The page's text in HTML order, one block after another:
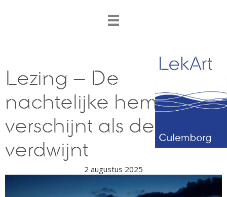
Lezing – De
nachtelijke hemel: wat
verschijnt als de zon
verdwijnt
2 augustus 2025